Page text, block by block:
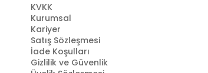
KVKK
Kurumsal
Kariyer
Satış Sözleşmesi
İade Koşulları
Gizlilik ve Güvenlik